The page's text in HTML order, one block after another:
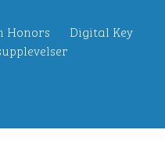
Honors
Digital Key